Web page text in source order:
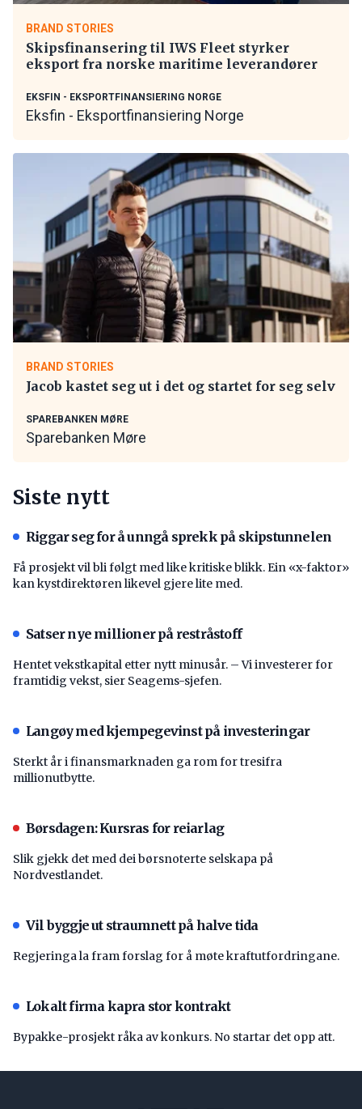
BRAND STORIES
Skipsfinansering til IWS Fleet styrker
eksport fra norske maritime leverandører
EKSFIN - EKSPORTFINANSIERING NORGE
Eksfin - Eksportfinansiering Norge
BRAND STORIES
Jacob kastet seg ut i det og startet for seg selv
SPAREBANKEN MØRE
Sparebanken Møre
Siste nytt
Riggar seg for å unngå sprekk på skipstunnelen
Få prosjekt vil bli følgt med like kritiske blikk. Ein «x-faktor»
kan kystdirektøren likevel gjere lite med.
Satser nye millioner på restråstoff
Hentet vekstkapital etter nytt minusår. – Vi investerer for
framtidig vekst, sier Seagems-sjefen.
Langøy med kjempegevinst på investeringar
Sterkt år i finansmarknaden ga rom for tresifra
millionutbytte.
Børsdagen: Kursras for reiarlag
Slik gjekk det med dei børsnoterte selskapa på
Nordvestlandet.
Vil byggje ut straumnett på halve tida
Regjeringa la fram forslag for å møte kraftutfordringane.
Lokalt firma kapra stor kontrakt
Bypakke-prosjekt råka av konkurs. No startar det opp att.